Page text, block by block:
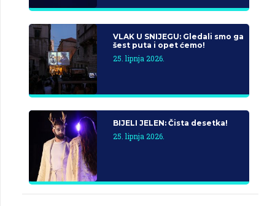
VLAK U SNIJEGU: Gledali smo ga
šest puta i opet ćemo!
25. lipnja 2026.
BIJELI JELEN: Čista desetka!
25. lipnja 2026.